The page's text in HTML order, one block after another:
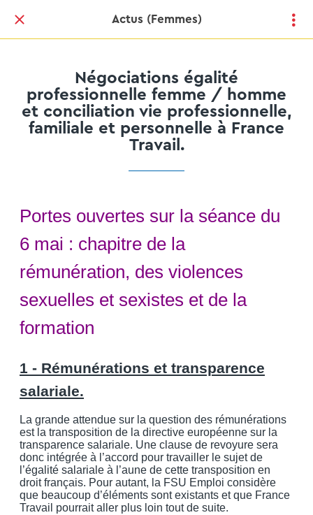
Actus (Femmes)
Négociations égalité
professionnelle femme / homme
et conciliation vie professionnelle,
familiale et personnelle à France
Travail.
Portes ouvertes sur la séance du
6 mai : chapitre de la
rémunération, des violences
sexuelles et sexistes et de la
formation
1 - Rémunérations et transparence
salariale.
La grande attendue sur la question des rémunérations
est la transposition de la directive européenne sur la
transparence salariale. Une clause de revoyure sera
donc intégrée à l’accord pour travailler le sujet de
l’égalité salariale à l’aune de cette transposition en
droit français. Pour autant, la FSU Emploi considère
que beaucoup d’éléments sont existants et que France
Travail pourrait aller plus loin tout de suite.